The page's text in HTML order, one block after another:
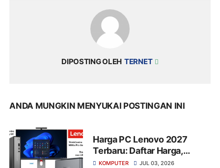
DIPOSTING OLEH TERNET
ANDA MUNGKIN MENYUKAI POSTINGAN INI
Harga PC Lenovo 2027
Terbaru: Daftar Harga,
Spesifikasi, dan
KOMPUTER JUL 03, 2026